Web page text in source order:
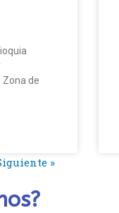
Zona de
»